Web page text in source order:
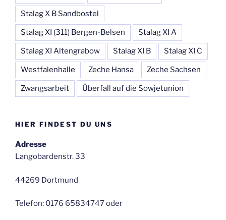
Stalag X B Sandbostel
Stalag XI (311) Bergen-Belsen Stalag XI A
Stalag XI Altengrabow Stalag XI B Stalag XI C
Westfalenhalle Zeche Hansa Zeche Sachsen
Zwangsarbeit Überfall auf die Sowjetunion
HIER FINDEST DU UNS
Adresse
Langobardenstr. 33
44269 Dortmund
Telefon: 0176 65834747 oder